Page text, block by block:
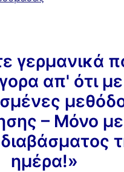
γερμανικά
απ' ότι με
– Μόνο με
ημέρα!»